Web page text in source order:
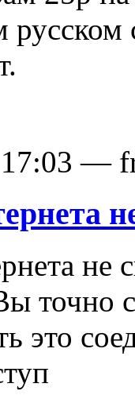
русском
17:03 —
не
точно
это